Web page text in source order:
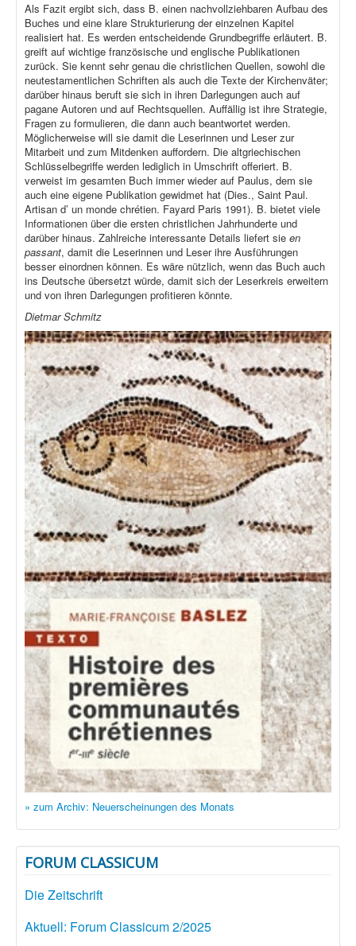
Als Fazit ergibt sich, dass B. einen nachvollziehbaren Aufbau des
Buches und eine klare Strukturierung der einzelnen Kapitel
realisiert hat. Es werden entscheidende Grundbegriffe erläutert. B.
greift auf wichtige französische und englische Publikationen
zurück. Sie kennt sehr genau die christlichen Quellen, sowohl die
neutestamentlichen Schriften als auch die Texte der Kirchenväter;
darüber hinaus beruft sie sich in ihren Darlegungen auch auf
pagane Autoren und auf Rechtsquellen. Auffällig ist ihre Strategie,
Fragen zu formulieren, die dann auch beantwortet werden.
Möglicherweise will sie damit die Leserinnen und Leser zur
Mitarbeit und zum Mitdenken auffordern. Die altgriechischen
Schlüsselbegriffe werden lediglich in Umschrift offeriert. B.
verweist im gesamten Buch immer wieder auf Paulus, dem sie
auch eine eigene Publikation gewidmet hat (Dies., Saint Paul.
Artisan d’ un monde chrétien. Fayard Paris 1991). B. bietet viele
Informationen über die ersten christlichen Jahrhunderte und
darüber hinaus. Zahlreiche interessante Details liefert sie en
passant, damit die Leserinnen und Leser ihre Ausführungen
besser einordnen können. Es wäre nützlich, wenn das Buch auch
ins Deutsche übersetzt würde, damit sich der Leserkreis erweitern
und von ihren Darlegungen profitieren könnte.
Dietmar Schmitz
» zum Archiv: Neuerscheinungen des Monats
FORUM CLASSICUM
Die Zeitschrift
Aktuell: Forum Classicum 2/2025